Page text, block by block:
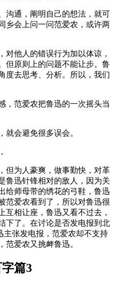
沟通，阐明自己的想法，就可
乡会上问一问范爱农，或许两
对他人的错误行为加以体谅，
但原则上的问题不能让步。鲁
度去思考、分析。所以，我们
，范爱农把鲁迅的一次摇头当
就会避免很多误会。
但为人豪爽，做事勤快，对革
鲁迅针锋相对的敌人，因为关
给师母带的绣花的弓鞋，鲁迅
范爱农看到了，所以对鲁迅很
互相让座，鲁迅又看不过去，
下了。在讨论是否发电报到北
主张发电报，范爱农却不支持
范爱农又挑衅鲁迅。
篇3